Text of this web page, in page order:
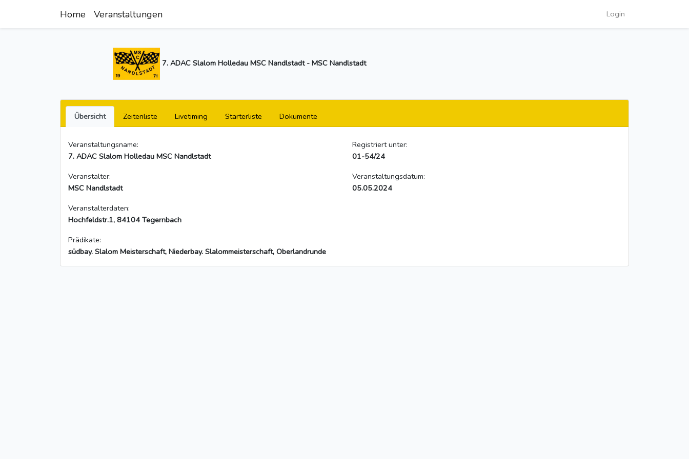
Home Veranstaltungen Login
7. ADAC Slalom Holledau MSC Nandlstadt - MSC Nandlstadt
Übersicht Zeitenliste Livetiming Starterliste Dokumente
Veranstaltungsname:
Registriert unter:
7. ADAC Slalom Holledau MSC Nandlstadt
01-54/24
Veranstalter:
Veranstaltungsdatum:
MSC Nandlstadt
05.05.2024
Veranstalterdaten:
Hochfeldstr.1, 84104 Tegernbach
Prädikate:
südbay. Slalom Meisterschaft, Niederbay. Slalommeisterschaft, Oberlandrunde